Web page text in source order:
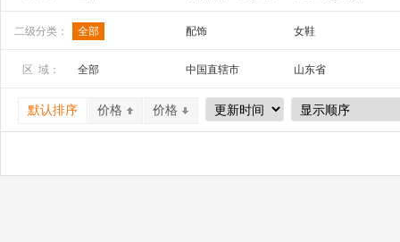
安全防护 五金工具
家装建材 机床 机械及行业设备
二级分类： 全部 配饰 女鞋
区 域： 全部 中国直辖市
山东省
广西
辽宁省
吉林省
宁夏
四川省 贵州省
默认排序 价格 价格